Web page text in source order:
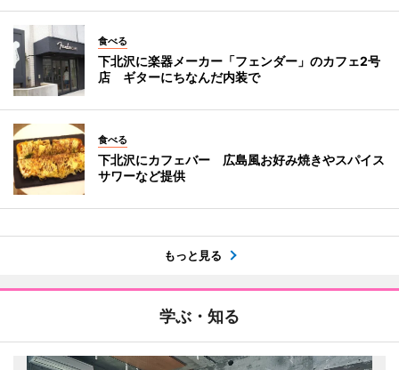
食べる
下北沢に楽器メーカー「フェンダー」のカフェ2号
店 ギターにちなんだ内装で
食べる
下北沢にカフェバー 広島風お好み焼きやスパイス
サワーなど提供
もっと見る
学ぶ・知る